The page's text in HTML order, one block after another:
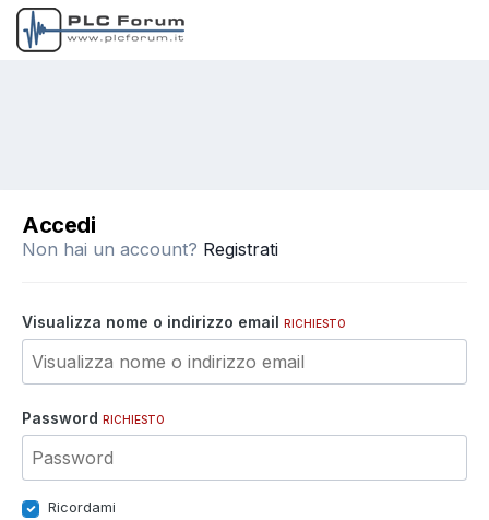
Accedi
Non hai un account? Registrati
Visualizza nome o indirizzo email RICHIESTO
Password RICHIESTO
Ricordami